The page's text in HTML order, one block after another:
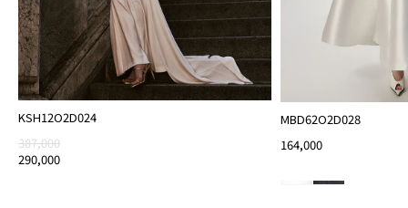
KSH12O2D024
387,000
290,000
MBD62O2D028
164,000